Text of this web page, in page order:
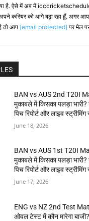
है. ऐसे में अब मैं
करियर को आगे बढ़ा रहा हूँ. अगर
तो आप [email protected] पर मेल
BAN vs AUS 2nd T20I
मुकाबले में किसका पलड़ा भारी?
पिच रिपोर्ट और लाइव
June 18, 2026
BAN vs AUS 1st T20I
मुकाबले में किसका पलड़ा भारी?
पिच रिपोर्ट और लाइव
June 17, 2026
ENG vs NZ 2nd Test
ओवल टेस्ट में कौन मारेगा